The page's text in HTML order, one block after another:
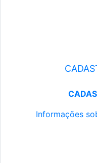
Informações